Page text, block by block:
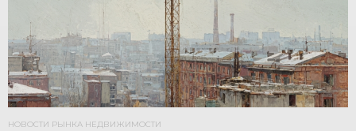
НОВОСТИ РЫНКА НЕДВИЖИМОСТИ